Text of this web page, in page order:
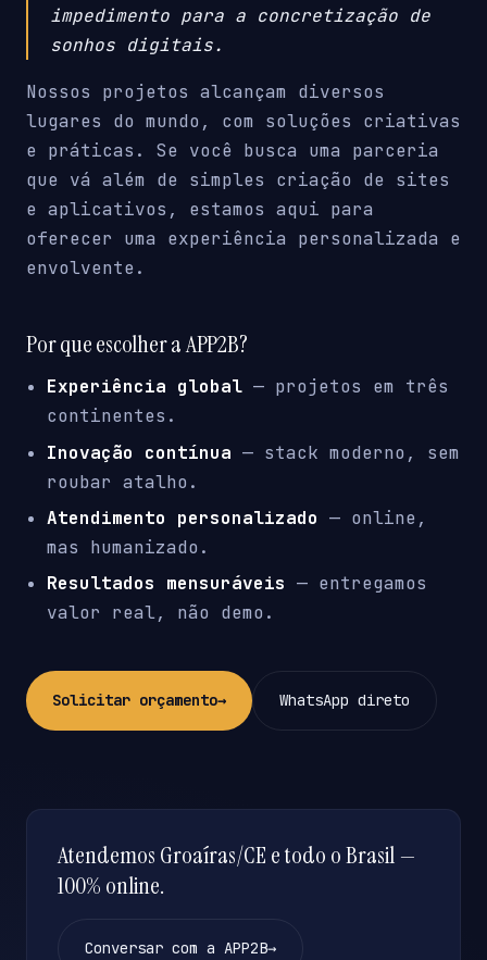
impedimento para a concretização de
sonhos digitais.
Nossos projetos alcançam diversos
lugares do mundo, com soluções criativas
e práticas. Se você busca uma parceria
que vá além de simples criação de sites
e aplicativos, estamos aqui para
oferecer uma experiência personalizada e
envolvente.
Por que escolher a APP2B?
Experiência global — projetos em três
continentes.
Inovação contínua — stack moderno, sem
roubar atalho.
Atendimento personalizado — online,
mas humanizado.
Resultados mensuráveis — entregamos
valor real, não demo.
Solicitar orçamento→ WhatsApp direto
Atendemos Groaíras/CE e todo o Brasil —
100% online.
Conversar com a APP2B→